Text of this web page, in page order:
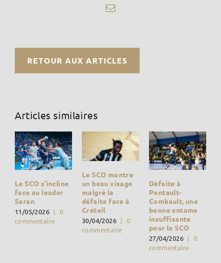
Email
RETOUR AUX ARTICLES
Articles similaires
Le SCO s’incline
face au leader
Saran
11/05/2026 |
0
commentaire
Le SCO montre
un beau visage
malgré la
défaite face à
Créteil
30/04/2026 |
0
commentaire
Défaite à
Pontault-
Combault, une
bonne entame
insuffisante
pour le SCO
27/04/2026 |
0
commentaire